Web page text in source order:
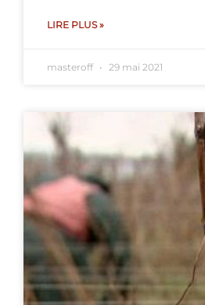
LIRE PLUS »
masteroff 29 mai 2021